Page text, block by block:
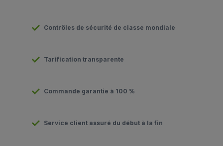
Contrôles de sécurité de classe mondiale
Tarification transparente
Commande garantie à 100 %
Service client assuré du début à la fin